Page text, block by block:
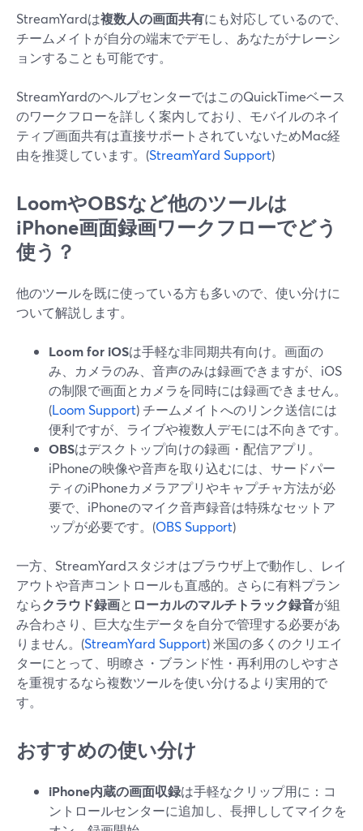
StreamYardは複数人の画面共有にも対応しているので、
チームメイトが自分の端末でデモし、あなたがナレーシ
ョンすることも可能です。
StreamYardのヘルプセンターではこのQuickTimeベース
のワークフローを詳しく案内しており、モバイルのネイ
ティブ画面共有は直接サポートされていないためMac経
由を推奨しています。(StreamYard Support)
LoomやOBSなど他のツールは
iPhone画面録画ワークフローでどう
使う？
他のツールを既に使っている方も多いので、使い分けに
ついて解説します。
Loom for iOSは手軽な非同期共有向け。画面の
み、カメラのみ、音声のみは録画できますが、iOS
の制限で画面とカメラを同時には録画できません。
(Loom Support) チームメイトへのリンク送信には
便利ですが、ライブや複数人デモには不向きです。
OBSはデスクトップ向けの録画・配信アプリ。
iPhoneの映像や音声を取り込むには、サードパー
ティのiPhoneカメラアプリやキャプチャ方法が必
要で、iPhoneのマイク音声録音は特殊なセットア
ップが必要です。(OBS Support)
一方、StreamYardスタジオはブラウザ上で動作し、レイ
アウトや音声コントロールも直感的。さらに有料プラン
ならクラウド録画と ローカルのマルチトラック録音が組
み合わさり、巨大な生データを自分で管理する必要があ
りません。(StreamYard Support) 米国の多くのクリエイ
ターにとって、明瞭さ・ブランド性・再利用のしやすさ
を重視するなら複数ツールを使い分けるより実用的で
す。
おすすめの使い分け
iPhone内蔵の画面収録は手軽なクリップ用に：コ
ントロールセンターに追加し、長押ししてマイクを